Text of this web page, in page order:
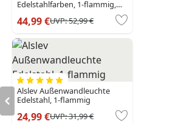
Edelstahlfarben, 1-flammig,
44,99 €UVP:52,99 €
Alslev Außenwandleuchte
Edelstahl, 1-flammig
24,99 €UVP:31,99 €